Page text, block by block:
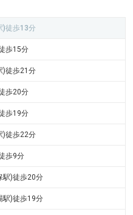
)徒歩13分
歩15分
)徒歩21分
歩20分
歩19分
)徒歩22分
歩9分
駅)徒歩20分
駅)徒歩19分